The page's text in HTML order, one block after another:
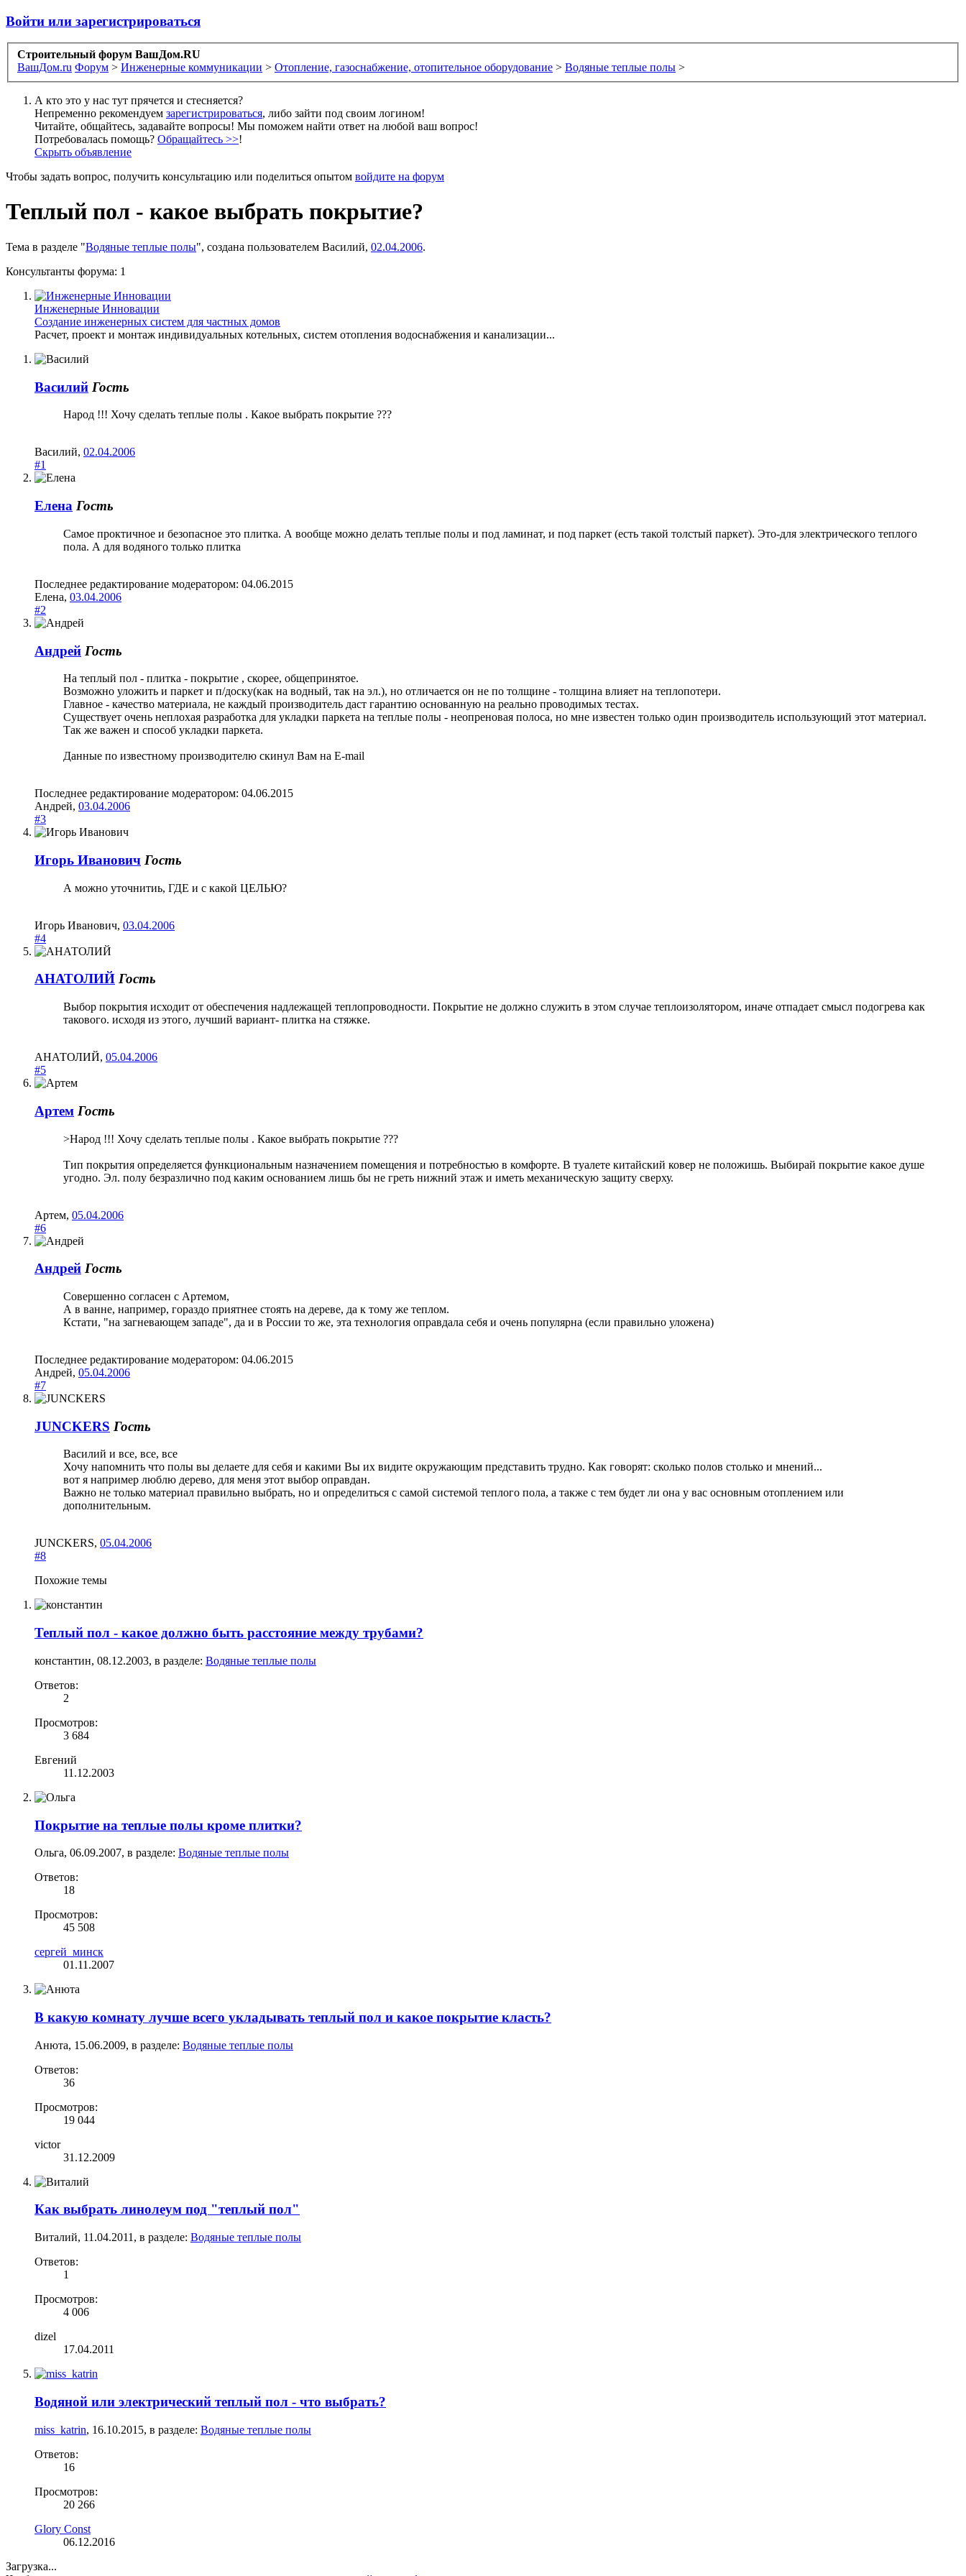
Войти или зарегистрироваться
Строительный форум ВашДом.RU
ВашДом.ru Форум > Инженерные коммуникации > Отопление, газоснабжение, отопительное оборудование > Водяные теплые полы >
А кто это у нас тут прячется и стесняется?
Непременно рекомендуем зарегистрироваться, либо зайти под своим логином!
Читайте, общайтесь, задавайте вопросы! Мы поможем найти ответ на любой ваш вопрос!
Потребовалась помощь? Обращайтесь >>!
Скрыть объявление
Чтобы задать вопрос, получить консультацию или поделиться опытом войдите на форум
Теплый пол - какое выбрать покрытие?
Тема в разделе "Водяные теплые полы", создана пользователем Василий, 02.04.2006.
Консультанты форума: 1
Инженерные Инновации
Создание инженерных систем для частных домов
Расчет, проект и монтаж индивидуальных котельных, систем отопления водоснабжения и канализации...
Василий Гость
Народ !!! Хочу сделать теплые полы . Какое выбрать покрытие ???
Василий, 02.04.2006
#1
Елена Гость
Самое проктичное и безопасное это плитка. А вообще можно делать теплые полы и под ламинат, и под паркет (есть такой толстый паркет). Это-для электрического теплого
пола. А для водяного только плитка
Последнее редактирование модератором: 04.06.2015
Елена, 03.04.2006
#2
Андрей Гость
На теплый пол - плитка - покрытие , скорее, общепринятое.
Возможно уложить и паркет и п/доску(как на водный, так на эл.), но отличается он не по толщине - толщина влияет на теплопотери.
Главное - качество материала, не каждый производитель даст гарантию основанную на реально проводимых тестах.
Существует очень неплохая разработка для укладки паркета на теплые полы - неопреновая полоса, но мне известен только один производитель использующий этот материал.
Так же важен и способ укладки паркета.
Данные по известному производителю скинул Вам на E-mail
Последнее редактирование модератором: 04.06.2015
Андрей, 03.04.2006
#3
Игорь Иванович Гость
А можно уточнитиь, ГДЕ и с какой ЦЕЛЬЮ?
Игорь Иванович, 03.04.2006
#4
АНАТОЛИЙ Гость
Выбор покрытия исходит от обеспечения надлежащей теплопроводности. Покрытие не должно служить в этом случае теплоизолятором, иначе отпадает смысл подогрева как
такового. исходя из этого, лучший вариант- плитка на стяжке.
АНАТОЛИЙ, 05.04.2006
#5
Артем Гость
>Народ !!! Хочу сделать теплые полы . Какое выбрать покрытие ???
Тип покрытия определяется функциональным назначением помещения и потребностью в комфорте. В туалете китайский ковер не положишь. Выбирай покрытие какое душе
угодно. Эл. полу безразлично под каким основанием лишь бы не греть нижний этаж и иметь механическую защиту сверху.
Артем, 05.04.2006
#6
Андрей Гость
Совершенно согласен с Артемом,
А в ванне, например, гораздо приятнее стоять на дереве, да к тому же теплом.
Кстати, "на загневающем западе", да и в России то же, эта технология оправдала себя и очень популярна (если правильно уложена)
Последнее редактирование модератором: 04.06.2015
Андрей, 05.04.2006
#7
JUNCKERS Гость
Василий и все, все, все
Хочу напомнить что полы вы делаете для себя и какими Вы их видите окружающим представить трудно. Как говорят: сколько полов столько и мнений...
вот я например люблю дерево, для меня этот выбор оправдан.
Важно не только материал правильно выбрать, но и определиться с самой системой теплого пола, а также с тем будет ли она у вас основным отоплением или
дополнительным.
JUNCKERS, 05.04.2006
#8
Похожие темы
Теплый пол - какое должно быть расстояние между трубами?
константин, 08.12.2003, в разделе: Водяные теплые полы
Ответов:
2
Просмотров:
3 684
Евгений
11.12.2003
Покрытие на теплые полы кроме плитки?
Ольга, 06.09.2007, в разделе: Водяные теплые полы
Ответов:
18
Просмотров:
45 508
сергей_минск
01.11.2007
В какую комнату лучше всего укладывать теплый пол и какое покрытие класть?
Анюта, 15.06.2009, в разделе: Водяные теплые полы
Ответов:
36
Просмотров:
19 044
victor
31.12.2009
Как выбрать линолеум под "теплый пол"
Виталий, 11.04.2011 , в разделе: Водяные теплые полы
Ответов:
1
Просмотров:
4 006
dizel
17.04.2011
Водяной или электрический теплый пол - что выбрать?
miss_katrin, 16.10.2015, в разделе: Водяные теплые полы
Ответов:
16
Просмотров:
20 266
Glory Const
06.12.2016
Загрузка...